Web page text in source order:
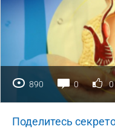
890 0 0
Поделитесь